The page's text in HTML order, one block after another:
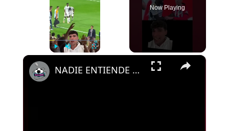
Now Playing
×
NADIE ENTIENDE LAS ACTITUDES DE RUDIGER